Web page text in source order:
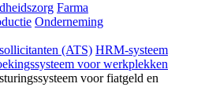
Farma
Onderneming
(ATS) HRM-systeem
voor werkplekken
voor fiatgeld en